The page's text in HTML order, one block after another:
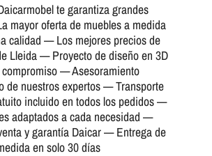
te garantiza grandes
mayor oferta de muebles a medida
calidad — Los mejores precios de
Lleida — Proyecto de diseño en 3D
— Asesoramiento
de nuestros expertos — Transporte
incluido en todos los pedidos —
adaptados a cada necesidad —
y garantía Daicar — Entrega de
en solo 30 días